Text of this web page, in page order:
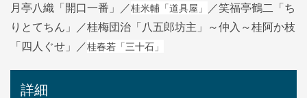
月亭八織「開口一番」／桂米輔「道具屋」
／笑福亭鶴二「ち
りとてちん」／桂梅団治「八五郎坊主」～仲入～桂阿か枝
「四人ぐせ」／桂春若「三十石」
詳細